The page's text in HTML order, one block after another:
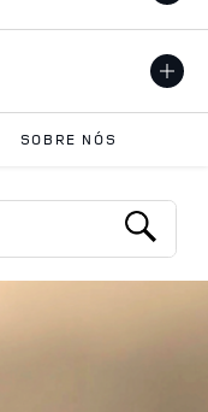
SOBRE NÓS
Submit